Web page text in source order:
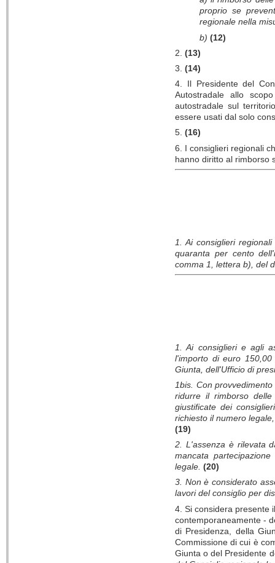
proprio se
regionale nella
b) (12)
2. (13)
3. (14)
4. Il Presidente del
Autostradale allo
autostradale sul
essere usati dal solo
5. (16)
6. I consiglieri regionali
hanno diritto al rimborso
1. Ai consiglieri
quaranta per cento
comma 1, lettera b), del
1. Ai consiglieri e agli
l'importo di euro
Giunta, dell'Ufficio di
1bis. Con
ridurre il rimborso
giustificate dei
richiesto il numero
(19)
2. L'assenza è rilevata
mancata
legale. (20)
3. Non è considerato
lavori del consiglio per
4. Si considera presente
contemporaneamente -
di Presidenza, della
Commissione di cui è
Giunta o del Presidente